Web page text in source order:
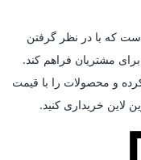
که با در نظر گرفتن
مشتریان فراهم کند.
و محصولات را با قیمت
لاین خریداری کنید.